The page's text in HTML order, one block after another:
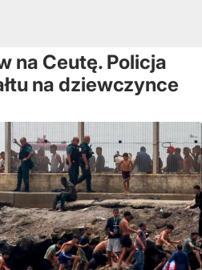
na Ceutę. Policja
na dziewczynce